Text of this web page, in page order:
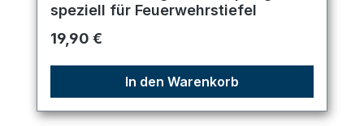
speziell für Feuerwehrstiefel
Regulärer Preis:
19,90 €
In den Warenkorb